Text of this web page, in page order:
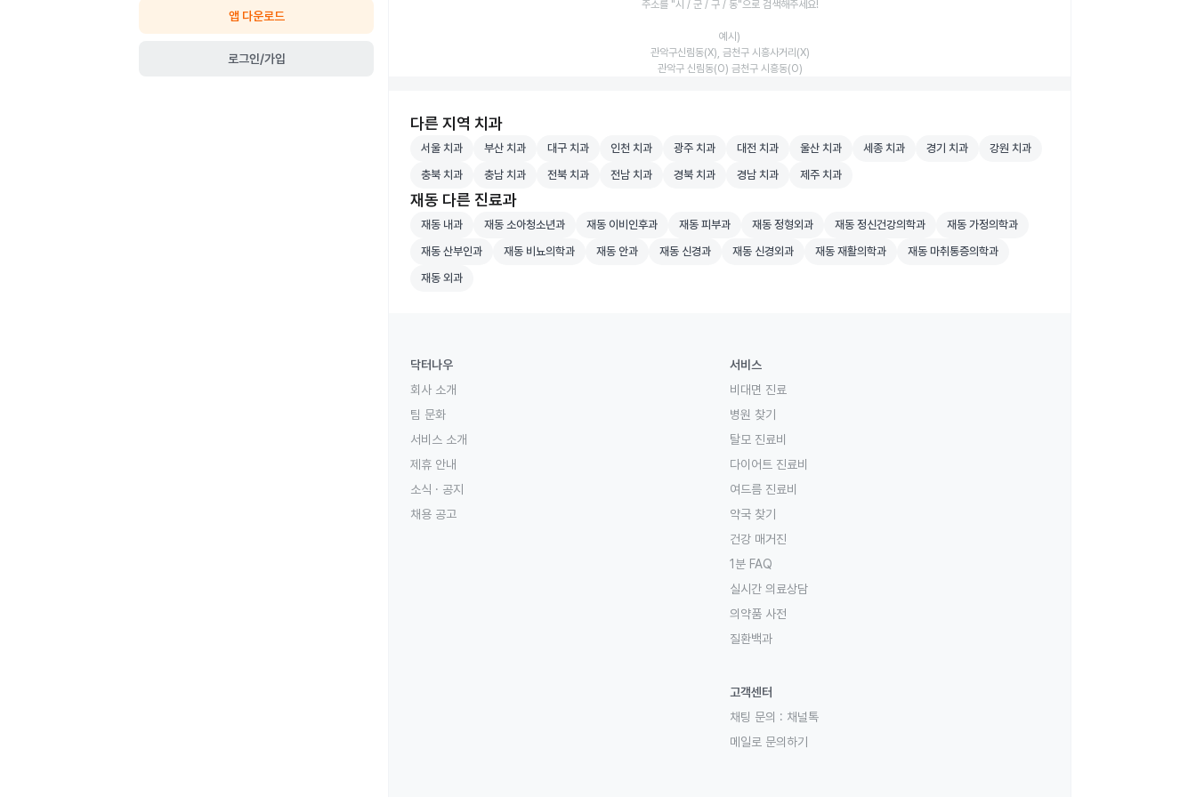
앱 다운로드
로그인/가입
주소를 "시 / 군 / 구 / 동"으로 검색해주세요!
예시)
관악구신림동(X), 금천구 시흥사거리(X)
관악구 신림동(O) 금천구 시흥동(O)
다른 지역 치과
서울 치과 병원 검색
서울 치과 부산 치과 병원 검색
부산 치과 대구 치과 병원 검색
대구 치과 인천 치과 병원 검색
인천 치과 광주 치과 병원 검색
광주 치과 대전 치과 병원 검색
대전 치과 울산 치과 병원 검색
울산 치과 세종 치과 병원 검색
세종 치과 경기 치과 병원 검색
경기 치과 강원 치과 병원 검색
강원 치과
충북 치과 병원 검색
충북 치과 충남 치과 병원 검색
충남 치과 전북 치과 병원 검색
전북 치과 전남 치과 병원 검색
전남 치과 경북 치과 병원 검색
경북 치과 경남 치과 병원 검색
경남 치과 제주 치과 병원 검색
제주 치과
재동 다른 진료과
재동 내과 병원 검색
재동 내과 재동 소아청소년과 병원 검색
재동 소아청소년과 재동 이비인후과 병원 검색
재동 이비인후과 재동 피부과 병원 검색
재동 피부과 재동 정형외과 병원 검색
재동 정형외과 재동 정신건강의학과 병원 검색
재동 정신건강의학과 재동 가정의학과 병원 검색
재동 가정의학과
재동 산부인과 병원 검색
재동 산부인과 재동 비뇨의학과 병원 검색
재동 비뇨의학과 재동 안과 병원 검색
재동 안과 재동 신경과 병원 검색
재동 신경과 재동 신경외과 병원 검색
재동 신경외과 재동 재활의학과 병원 검색
재동 재활의학과 재동 마취통증의학과 병원 검색
재동 마취통증의학과
재동 외과 병원 검색
재동 외과
닥터나우
회사 소개
팀 문화
서비스 소개
제휴 안내
소식 · 공지
채용 공고
서비스
비대면 진료
병원 찾기
탈모 진료비
다이어트 진료비
여드름 진료비
약국 찾기
건강 매거진
1분 FAQ
실시간 의료상담
의약품 사전
질환백과
고객센터
채팅 문의 : 채널톡
메일로 문의하기